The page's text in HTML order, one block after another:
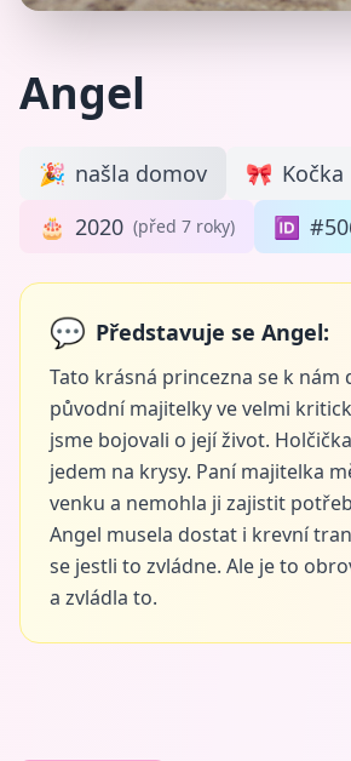
Angel
🎉 našla domov 🎀 Kočka
🎂 2020 (před 7 roky) 🆔
💬 Představuje se Angel:
Tato krásná princezna se k nám
původní majitelky ve velmi
jsme bojovali o její život.
jedem na krysy. Paní majitelka
venku a nemohla ji zajistit
Angel musela dostat i krevní
se jestli to zvládne. Ale je to
a zvládla to.